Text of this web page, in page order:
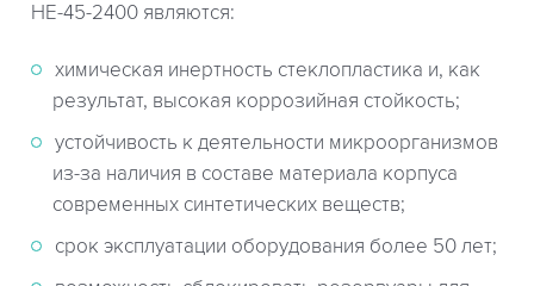
HE-45-2400 являются:
химическая инертность стеклопластика и, как
результат, высокая коррозийная стойкость;
устойчивость к деятельности микроорганизмов
из-за наличия в составе материала корпуса
современных синтетических веществ;
срок эксплуатации оборудования более 50 лет;